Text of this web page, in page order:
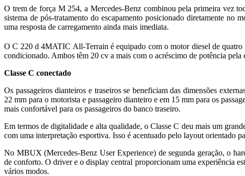
O trem de força M 254, a Mercedes-Benz combinou pela primeira vez
sistema de pós-tratamento do escapamento posicionado diretamente
uma resposta de carregamento ainda mais imediata.
O C 220 d 4MATIC All-Terrain é equipado com o motor diesel de
condicionado. Ambos têm 20 cv a mais com o acréscimo de potência pela
Classe C conectado
Os passageiros dianteiros e traseiros se beneficiam das dimensões
22 mm para o motorista e passageiro dianteiro e em 15 mm para os
mais confortável para os passageiros do banco traseiro.
Em termos de digitalidade e alta qualidade, o Classe C deu mais um
com uma interpretação esportiva. Isso é acentuado pelo layout orientado
No MBUX (Mercedes-Benz User Experience) de segunda geração, o
de conforto. O driver e o display central proporcionam uma experiência
vários modos.